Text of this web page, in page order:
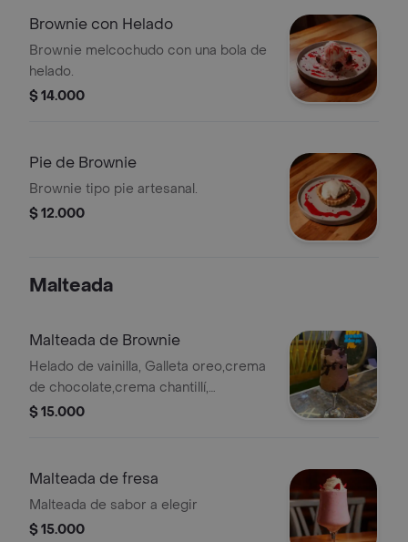
Brownie con Helado
Brownie melcochudo con una bola de
helado.
$ 14.000
Pie de Brownie
Brownie tipo pie artesanal.
$ 12.000
Malteada
Malteada de Brownie
Helado de vainilla, Galleta oreo,crema
de chocolate,crema chantillí,
chocolatina jet,Brownie
$ 15.000
Malteada de fresa
Malteada de sabor a elegir
$ 15.000